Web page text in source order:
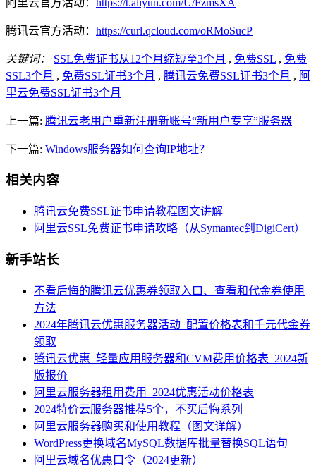
腾讯云官方活动： https://curl.qcloud.com/oRMoSucP
关键词： SSL免费证书从12个月缩短至3个月 , 免费SSL , 免费
SSL3个月 , 免费SSL证书3个月 , 腾讯云免费SSL证书3个月 , 阿
里云免费SSL证书3个月
上一篇: 腾讯云老用户重新注册新账号“新用户专享”服务器
下一篇: Windows服务器如何查询IP地址？
相关内容
腾讯云免费SSL证书申请教程图文讲解
阿里云SSL免费证书申请攻略（从Symantec到DigiCert）
新手站长
不看后悔的腾讯云优惠券领取入口、查看和代金券使用
方法
2024年腾讯云优惠服务器活动_配置价格表和千元代金券
领取
腾讯云优惠_轻量应用服务器和CVM费用价格表_2024新
版报价
阿里云服务器租用费用_2024优惠活动价格表
2024特价云服务器推荐5个，不买后悔系列
阿里云服务器购买和使用教程（图文详解）
WordPress更换域名MySQL数据库批量替换SQL语句
阿里云域名优惠口令（2024更新）